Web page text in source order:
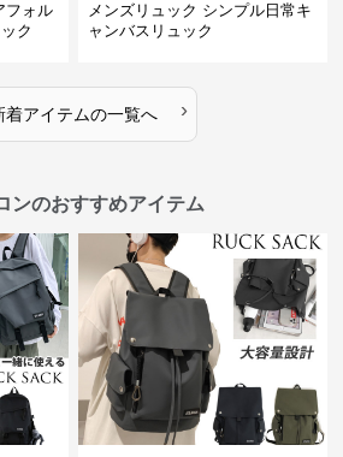
フォル
ク
メンズリュック シンプル日常キ
ャンバスリュック
着アイテムの一覧へ ›
ンのおすすめアイテム